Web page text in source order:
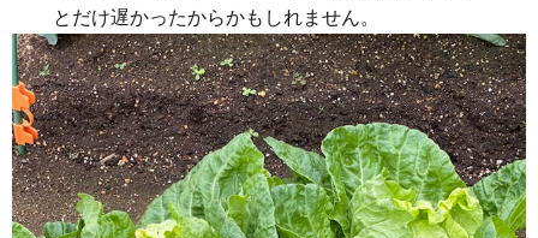
とだけ遅かったからかもしれません。